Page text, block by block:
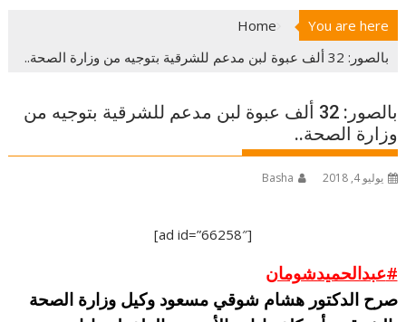
You are here
Home
بالصور: 32 ألف عبوة لبن مدعم للشرقية بتوجيه من وزارة الصحة..
بالصور: 32 ألف عبوة لبن مدعم للشرقية بتوجيه من
وزارة الصحة..
يوليو 4, 2018 Basha
[ad id=”66258″]
#عبدالحميدشومان
صرح الدكتور هشام شوقي مسعود وكيل وزارة الصحة